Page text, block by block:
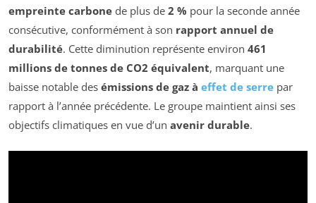
empreinte carbone de plus de 2 % pour la seconde année
consécutive, conformément à son rapport annuel de
durabilité. Cette diminution représente environ 461
millions de tonnes de CO2 équivalent, marquant une
baisse notable des émissions de gaz à effet de serre par
rapport à l’année précédente. Le groupe maintient ainsi ses
objectifs climatiques en vue d’un avenir durable.